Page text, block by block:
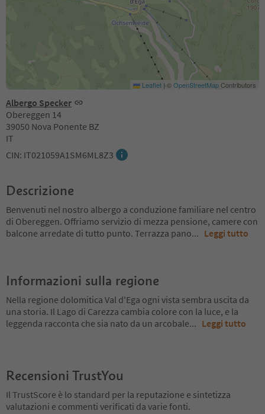
Albergo Specker
Obereggen 14
39050 Nova Ponente BZ
IT
CIN: IT021059A1SM6ML8Z3
Leaflet | ©OpenStreetMapContributors
Descrizione
Benvenuti nel nostro albergo a conduzione familiare nel centro
di Obereggen. Offriamo servizio di mezza pensione, camere con
balcone arredate di tutto punto. Terrazza pano... Leggi tutto
Informazioni sulla regione
Nella regione dolomitica Val d'Ega ogni vista sembra uscita da
una storia. Il Lago di Carezza cambia colore con la luce, e la
leggenda racconta che sia nato da un arcobale... Leggi tutto
Recensioni TrustYou
Il TrustScore è lo standard per la reputazione e sintetizza
valutazioni e commenti verificati da varie fonti.